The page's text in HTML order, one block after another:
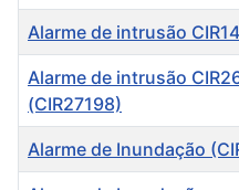
Alarme de intrusão
Alarme de intrusão
(CIR27198)
Alarme de Inundação